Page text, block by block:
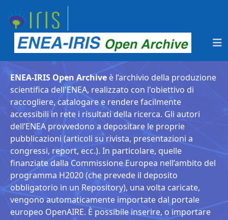
ENEA-IRIS Open Archive è l’archivio della produzione
scientifica dell'ENEA, realizzato con l'obiettivo di
raccogliere, catalogare e rendere facilmente
accessibili in rete i risultati della ricerca. Gli autori
dell’ENEA provvedono a depositare le proprie
pubblicazioni (articoli su rivista, presentazioni a
congressi, report, ecc.). In particolare, quelle
finanziate dalla Commissione Europea nell’ambito del
programma H2020 (che prevede il deposito
obbligatorio in un Repository), una volta caricate,
vengono automaticamente importate dal portale
europeo OpenAIRE. È possibile inserire, o importare